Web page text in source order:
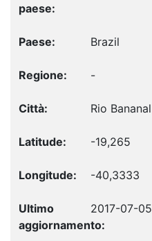
Brazil
-
Rio Bananal
-19,265
-40,3333
2017-07-05